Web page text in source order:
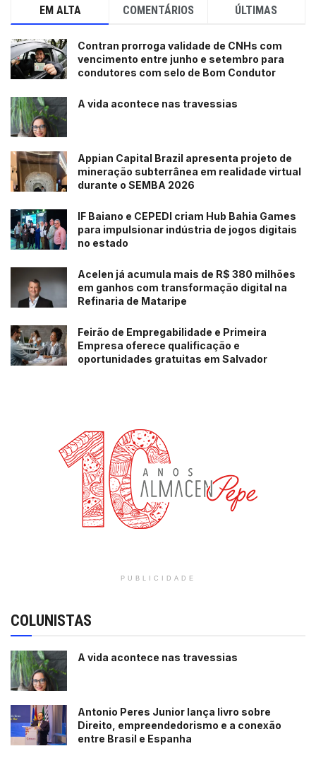
EM ALTA COMENTÁRIOS ÚLTIMAS
Contran prorroga validade de CNHs com
vencimento entre junho e setembro para
condutores com selo de Bom Condutor
A vida acontece nas travessias
Appian Capital Brazil apresenta projeto de
mineração subterrânea em realidade virtual
durante o SEMBA 2026
IF Baiano e CEPEDI criam Hub Bahia Games
para impulsionar indústria de jogos digitais
no estado
Acelen já acumula mais de R$ 380 milhões
em ganhos com transformação digital na
Refinaria de Mataripe
Feirão de Empregabilidade e Primeira
Empresa oferece qualificação e
oportunidades gratuitas em Salvador
PUBLICIDADE
COLUNISTAS
A vida acontece nas travessias
Antonio Peres Junior lança livro sobre
Direito, empreendedorismo e a conexão
entre Brasil e Espanha